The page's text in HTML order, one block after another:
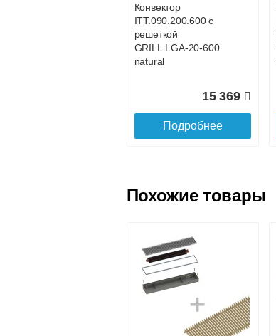
Доставка в регионы России.
Конвектор
ITT.090.200.600 с
решеткой
GRILL.LGA-20-600
natural
15 369
Подробнее
Конвектор
ITT.090.200.1100 с
GRILL.LGA-20-
Похожие товары